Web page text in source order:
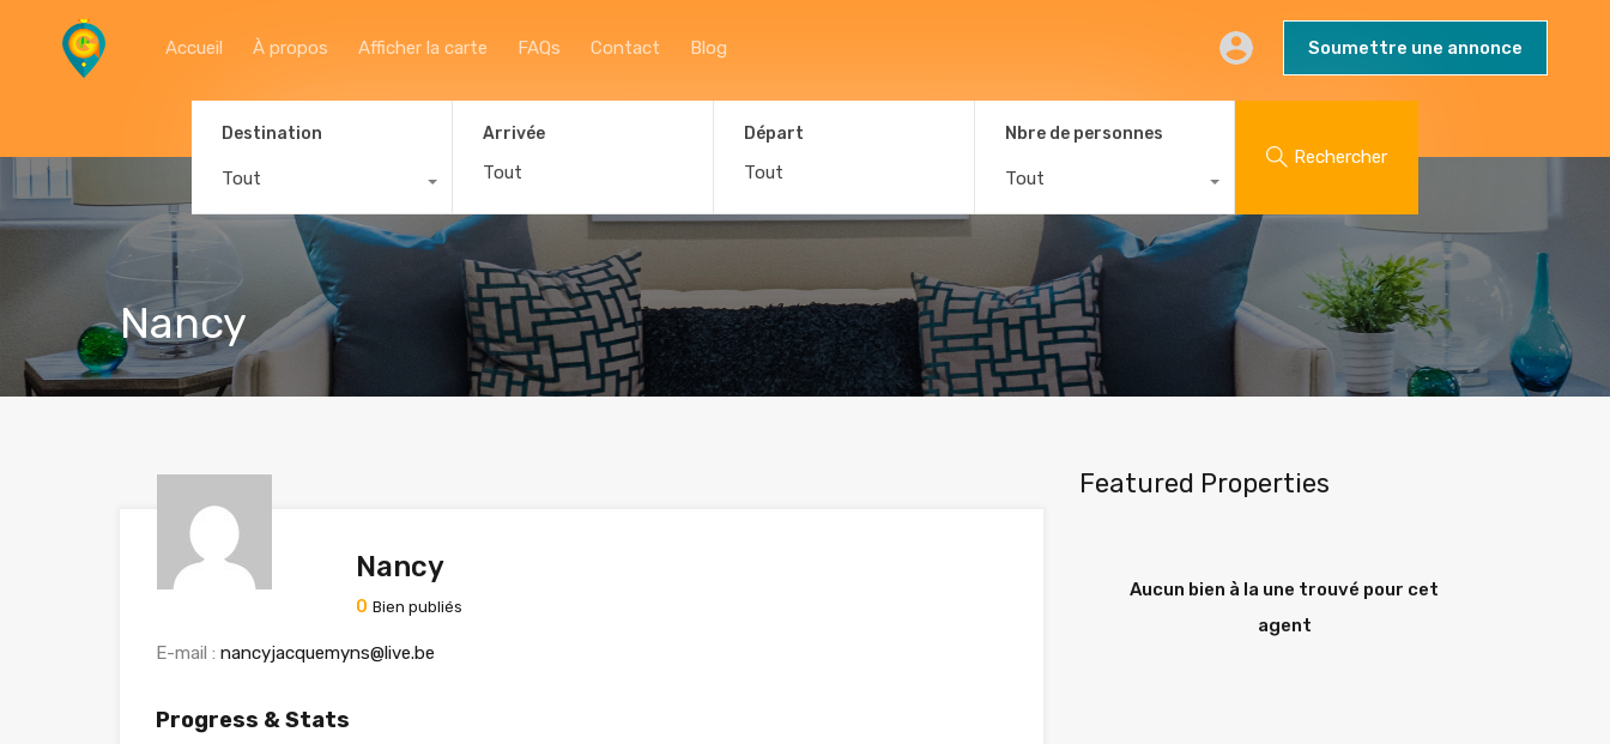
Accueil Blog Soumettre une annonce
Accueil À propos Afficher la carte FAQs Contact Blog Soumettre une annonce
Destination
Tout
Arrivée Départ Nbre de personnes
Tout
Rechercher
Nancy
Nancy
0 Bien publiés
E-mail : nancyjacquemyns@live.be
Progress & Stats
Featured Properties
Aucun bien à la une trouvé pour cet
agent